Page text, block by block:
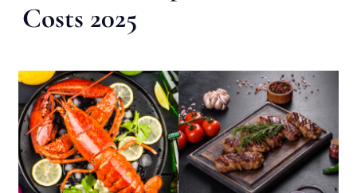
Costs 2025